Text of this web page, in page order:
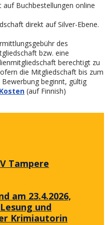
auf Buchbestellungen online
direkt auf Silver-Ebene.
des
bzw. eine
berechtigt zu
die Mitgliedschaft bis zum
Bewerbung beginnt, gültig
(auf Finnish)
Tampere
am 23.4.2026,
und
Krimiautorin